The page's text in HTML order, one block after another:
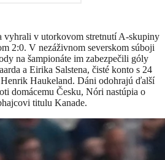
v utorkovom stretnutí A-skupiny
2:0. V nezáživnom severskom súboji
na šampionáte im zabezpečili góly
a Eirika Salstena, čisté konto s 24
Haukeland. Dáni odohrajú ďalší
domácemu Česku, Nóri nastúpia o
titulu Kanade.